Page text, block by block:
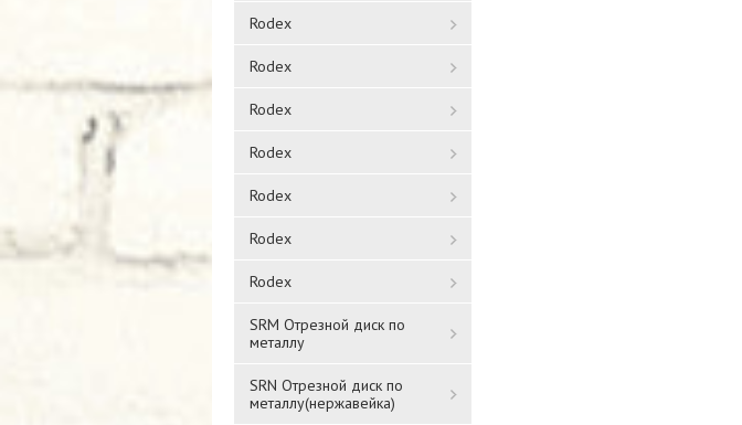
Rodex
Rodex
Rodex
Rodex
Rodex
Rodex
Rodex
SRM Отрезной диск по
металлу
SRN Отрезной диск по
металлу(нержавейка)